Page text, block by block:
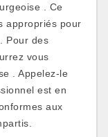
. Ce
appropriés pour
Pour des
vous
. Appelez-le
est en
aux